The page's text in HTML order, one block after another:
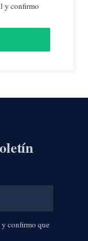
y confirmo
confirmo que